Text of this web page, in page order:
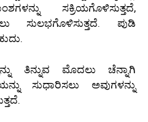
ಸಕ್ರಿಯಗೊಳಿಸುತ್ತದೆ,
ಸುಲಭಗೊಳಿಸುತ್ತದೆ. ಪುಡಿ
ತಿನ್ನುವ ಮೊದಲು ಚೆನ್ನಾಗಿ
ಸುಧಾರಿಸಲು ಅವುಗಳನ್ನು